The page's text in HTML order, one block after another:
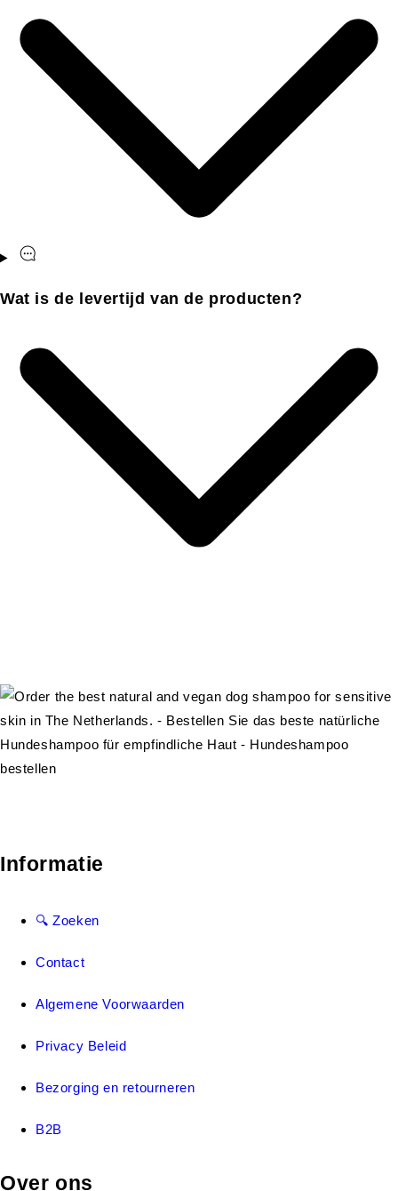
Wat is de levertijd van de producten?
Informatie
🔍 Zoeken
Contact
Algemene Voorwaarden
Privacy Beleid
Bezorging en retourneren
B2B
Over ons